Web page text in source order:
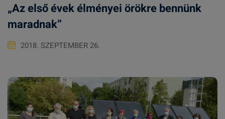
„Az első évek élményei örökre bennünk
maradnak”
2018. SZEPTEMBER 26.